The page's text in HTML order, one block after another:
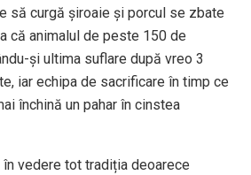
să curgă șiroaie și porcul se zbate
că animalul de peste 150 de
și ultima suflare după vreo 3
iar echipa de sacrificare în timp ce
închină un pahar în cinstea
vedere tot tradiția deoarece